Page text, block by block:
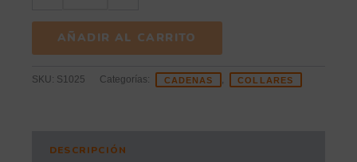
AÑADIR AL CARRITO
SKU: S1025 Categorías: CADENAS , COLLARES
DESCRIPCIÓN